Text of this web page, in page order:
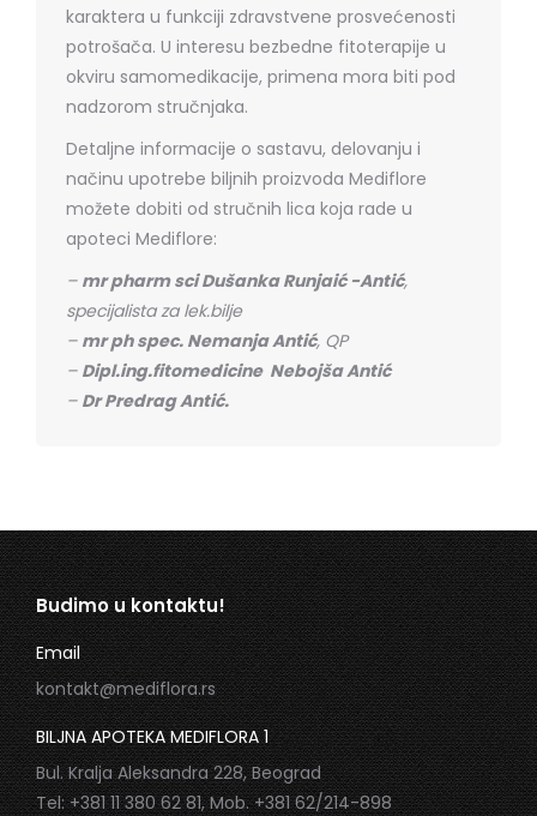
karaktera u funkciji zdravstvene prosvećenosti
potrošača. U interesu bezbedne fitoterapije u
okviru samomedikacije, primena mora biti pod
nadzorom stručnjaka.
Detaljne informacije o sastavu, delovanju i
načinu upotrebe biljnih proizvoda Mediflore
možete dobiti od stručnih lica koja rade u
apoteci Mediflore:
– mr pharm sci Dušanka Runjaić -Antić,
specijalista za lek.bilje
– mr ph spec. Nemanja Antić, QP
– Dipl.ing.fitomedicine Nebojša Antić
– Dr Predrag Antić.
Budimo u kontaktu!
Email
kontakt@mediflora.rs
BILJNA APOTEKA MEDIFLORA 1
Bul. Kralja Aleksandra 228, Beograd
Tel: +381 11 380 62 81, Mob. +381 62/214-898